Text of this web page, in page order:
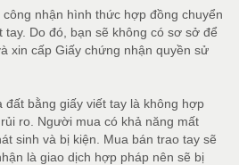
nhận hình thức hợp đồng chuyển
Do đó, bạn sẽ không có sơ sở để
xin cấp Giấy chứng nhận quyền sử
đất bằng giấy viết tay là không hợp
ro. Người mua có khả năng mất
sinh và bị kiện. Mua bán trao tay sẽ
là giao dịch hợp pháp nên sẽ bị